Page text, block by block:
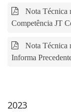
Nota Técnica
Competência JT
Nota Técnica
Informa
2023